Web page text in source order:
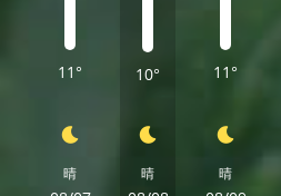
11°
晴
10°
晴
11°
晴